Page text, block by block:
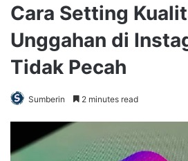
Cara Setting
Unggahan di
Tidak Pecah
Sumberin 2 minutes read